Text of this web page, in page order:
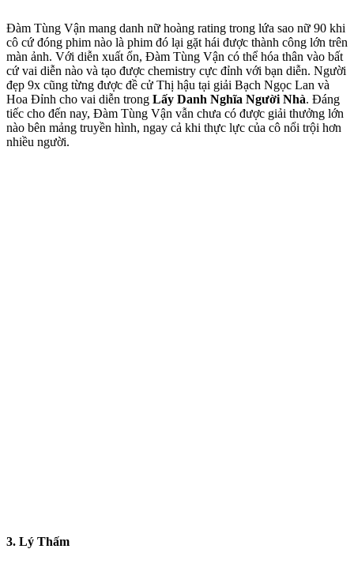
Đàm Tùng Vận mang danh nữ hoàng rating trong lứa sao nữ 90 khi
cô cứ đóng phim nào là phim đó lại gặt hái được thành công lớn trên
màn ảnh. Với diễn xuất ổn, Đàm Tùng Vận có thể hóa thân vào bất
cứ vai diễn nào và tạo được chemistry cực đỉnh với bạn diễn. Người
đẹp 9x cũng từng được đề cử Thị hậu tại giải Bạch Ngọc Lan và
Hoa Đỉnh cho vai diễn trong Lấy Danh Nghĩa Người Nhà. Đáng
tiếc cho đến nay, Đàm Tùng Vận vẫn chưa có được giải thưởng lớn
nào bên mảng truyền hình, ngay cả khi thực lực của cô nổi trội hơn
nhiều người.
3. Lý Thấm